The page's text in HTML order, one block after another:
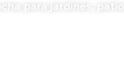
para jardines,